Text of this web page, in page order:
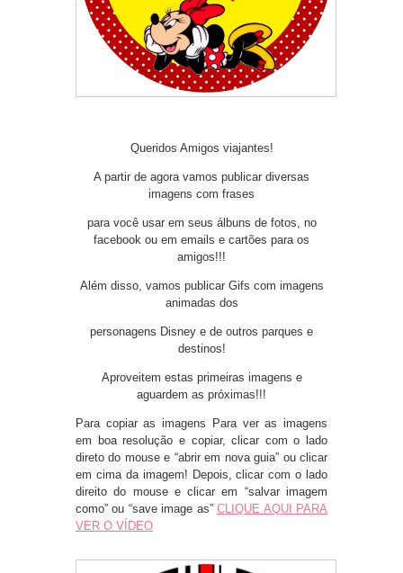
Queridos Amigos viajantes!
A partir de agora vamos publicar diversas
imagens com frases
para você usar em seus álbuns de fotos, no
facebook ou em emails e cartões para os
amigos!!!
Além disso, vamos publicar Gifs com imagens
animadas dos
personagens Disney e de outros parques e
destinos!
Aproveitem estas primeiras imagens e
aguardem as próximas!!!
Para copiar as imagens
Para ver as imagens
em boa resolução e copiar, clicar com o lado
direto do mouse e “abrir em nova guia” ou clicar
em cima da imagem! Depois, clicar com o lado
direito do mouse e clicar em “salvar imagem
como” ou “save image as” CLIQUE AQUI PARA
VER O VÍDEO